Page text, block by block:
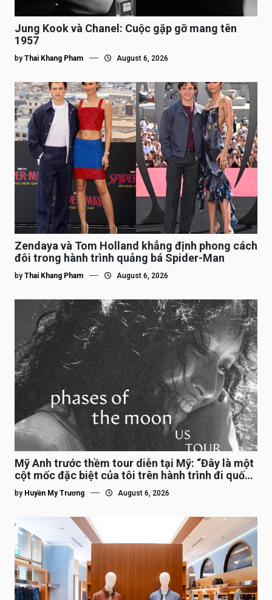
Jung Kook và Chanel: Cuộc gặp gỡ mang tên
1957
by Thai Khang Pham August 6, 2026
Zendaya và Tom Holland khẳng định phong cách
đôi trong hành trình quảng bá Spider-Man
by Thai Khang Pham August 6, 2026
Mỹ Anh trước thềm tour diễn tại Mỹ: “Đây là một
cột mốc đặc biệt của tôi trên hành trình đi quốc
tế”
by Huyền My Trương August 6, 2026